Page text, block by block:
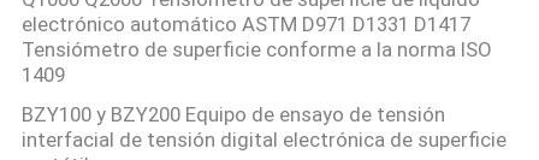
electrónico automático ASTM D971 D1331 D1417
Tensiómetro de superficie conforme a la norma ISO
1409
BZY100 y BZY200 Equipo de ensayo de tensión
interfacial de tensión digital electrónica de superficie